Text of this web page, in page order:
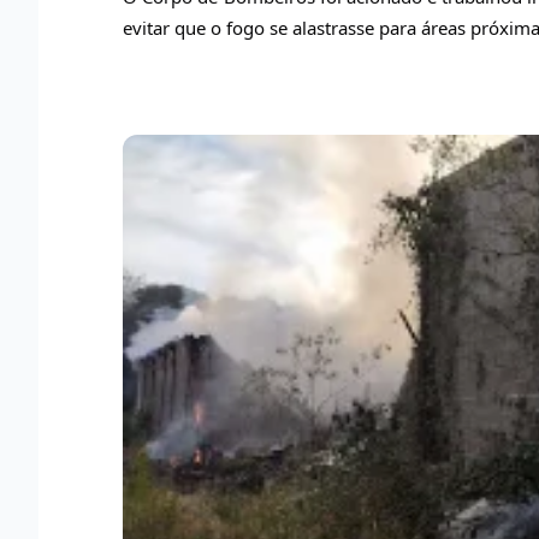
evitar que o fogo se alastrasse para áreas